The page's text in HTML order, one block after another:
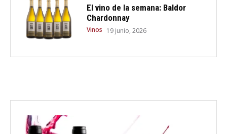
El vino de la semana: Baldor
Chardonnay
Vinos 19 junio, 2026